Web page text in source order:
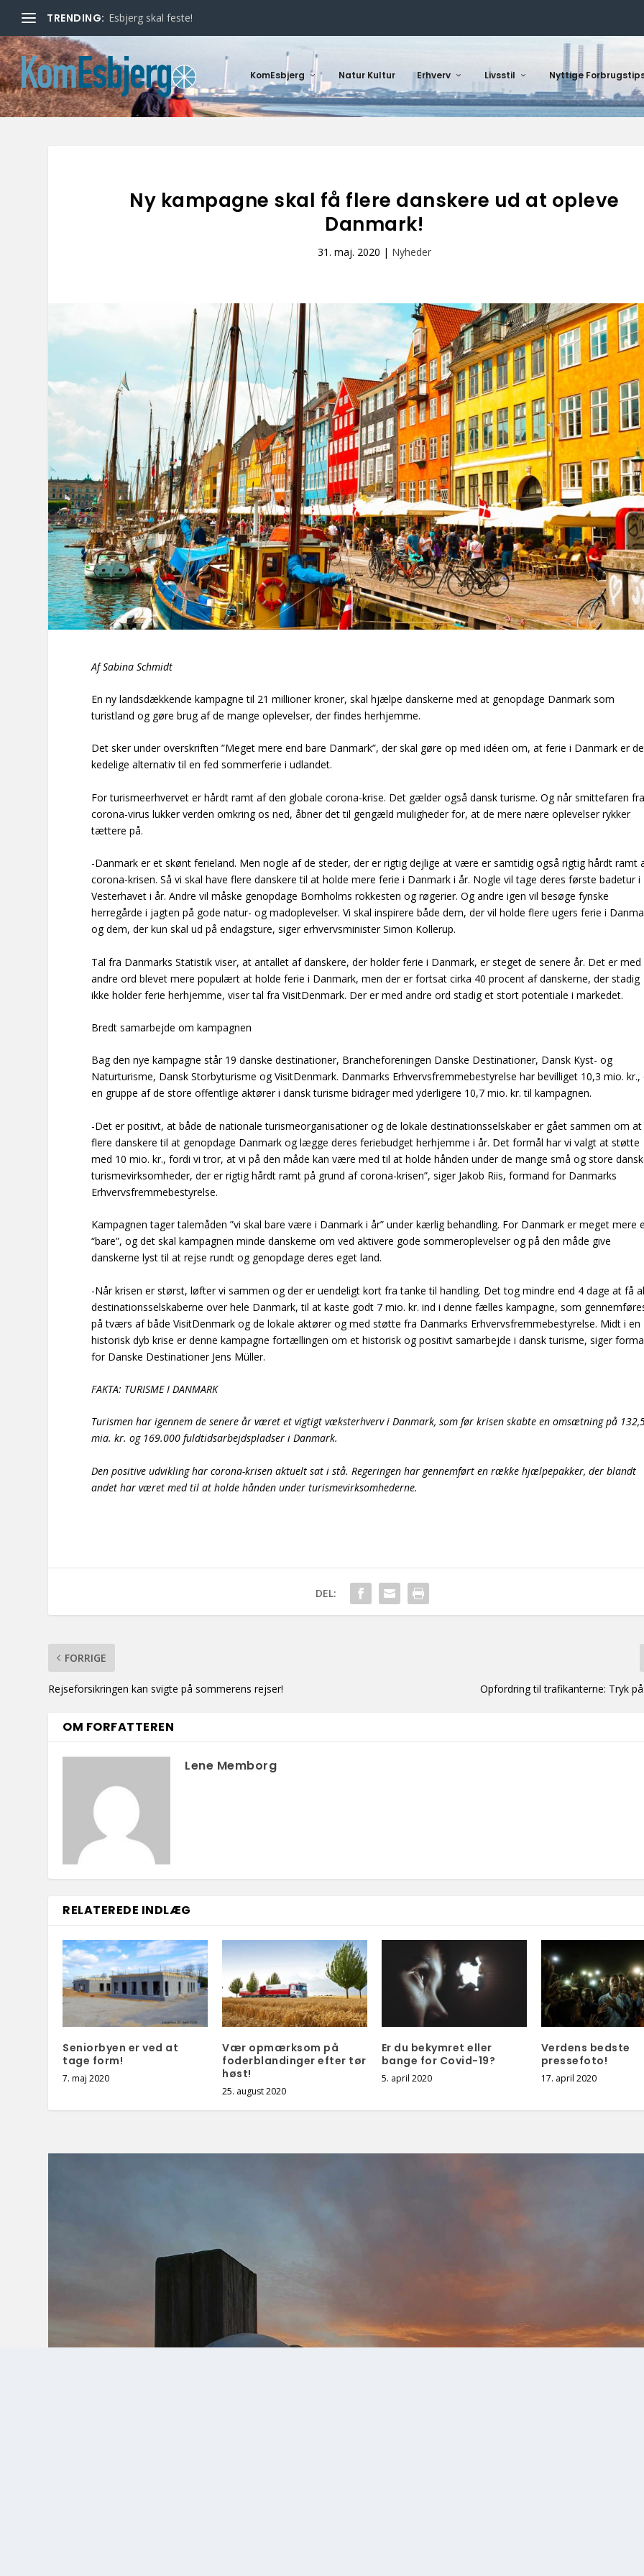
TRENDING: Esbjerg skal feste!
KomEsbjerg Natur Kultur Erhverv Livsstil Nyttige
Ny kampagne skal få flere danskere ud at opleve
Danmark!
31. maj. 2020 | Nyheder
Af Sabina Schmidt
En ny landsdækkende kampagne til 21 millioner kroner, skal hjælpe danskerne med at genopdage Danmark som
turistland og gøre brug af de mange oplevelser, der findes herhjemme.
Det sker under overskriften ”Meget mere end bare Danmark”, der skal gøre op med idéen om, at ferie i Danmark er
kedelige alternativ til en fed sommerferie i udlandet.
For turismeerhvervet er hårdt ramt af den globale corona-krise. Det gælder også dansk turisme. Og når smittefaren fra
corona-virus lukker verden omkring os ned, åbner det til gengæld muligheder for, at de mere nære oplevelser rykker
tættere på.
-Danmark er et skønt ferieland. Men nogle af de steder, der er rigtig dejlige at være er samtidig også rigtig hårdt ramt
corona-krisen. Så vi skal have flere danskere til at holde mere ferie i Danmark i år. Nogle vil tage deres første badetur i
Vesterhavet i år. Andre vil måske genopdage Bornholms rokkesten og røgerier. Og andre igen vil besøge fynske
herregårde i jagten på gode natur- og madoplevelser. Vi skal inspirere både dem, der vil holde flere ugers ferie i
og dem, der kun skal ud på endagsture, siger erhvervsminister Simon Kollerup.
Tal fra Danmarks Statistik viser, at antallet af danskere, der holder ferie i Danmark, er steget de senere år. Det er med
andre ord blevet mere populært at holde ferie i Danmark, men der er fortsat cirka 40 procent af danskerne, der stadig
ikke holder ferie herhjemme, viser tal fra VisitDenmark. Der er med andre ord stadig et stort potentiale i markedet.
Bredt samarbejde om kampagnen
Bag den nye kampagne står 19 danske destinationer, Brancheforeningen Danske Destinationer, Dansk Kyst- og
Naturturisme, Dansk Storbyturisme og VisitDenmark. Danmarks Erhvervsfremmebestyrelse har bevilliget 10,3 mio. kr.,
en gruppe af de store offentlige aktører i dansk turisme bidrager med yderligere 10,7 mio. kr. til kampagnen.
-Det er positivt, at både de nationale turismeorganisationer og de lokale destinationsselskaber er gået sammen om at
flere danskere til at genopdage Danmark og lægge deres feriebudget herhjemme i år. Det formål har vi valgt at støtte
med 10 mio. kr., fordi vi tror, at vi på den måde kan være med til at holde hånden under de mange små og store
turismevirksomheder, der er rigtig hårdt ramt på grund af corona-krisen”, siger Jakob Riis, formand for Danmarks
Erhvervsfremmebestyrelse.
Kampagnen tager talemåden ”vi skal bare være i Danmark i år” under kærlig behandling. For Danmark er meget mere
“bare”, og det skal kampagnen minde danskerne om ved aktivere gode sommeroplevelser og på den måde give
danskerne lyst til at rejse rundt og genopdage deres eget land.
-Når krisen er størst, løfter vi sammen og der er uendeligt kort fra tanke til handling. Det tog mindre end 4 dage at få
destinationsselskaberne over hele Danmark, til at kaste godt 7 mio. kr. ind i denne fælles kampagne, som
på tværs af både VisitDenmark og de lokale aktører og med støtte fra Danmarks Erhvervsfremmebestyrelse. Midt i en
historisk dyb krise er denne kampagne fortællingen om et historisk og positivt samarbejde i dansk turisme, siger
for Danske Destinationer Jens Müller.
FAKTA: TURISME I DANMARK
Turismen har igennem de senere år været et vigtigt væksterhverv i Danmark, som før krisen skabte en omsætning på
mia. kr. og 169.000 fuldtidsarbejdspladser i Danmark.
Den positive udvikling har corona-krisen aktuelt sat i stå. Regeringen har gennemført en række hjælpepakker, der blandt
andet har været med til at holde hånden under turismevirksomhederne.
DEL:
FORRIGE
Rejseforsikringen kan svigte på sommerens rejser! Opfordring til trafikanterne: Tryk
OM FORFATTEREN
Lene Memborg
RELATEREDE INDLÆG
Seniorbyen er ved at
tage form!
7. maj 2020
Vær opmærksom på
foderblandinger efter tør
høst!
25. august 2020
Er du bekymret eller
bange for Covid-19?
5. april 2020
Verdens bedste
pressefoto!
17. april 2020